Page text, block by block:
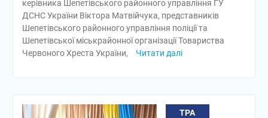
керівника Шепетівського районного управління ГУ
ДСНС України Віктора Матвійчука, представників
Шепетівського районного управління поліції та
Шепетівської міськрайонної організації Товариства
Червоного Хреста України,
Читати далі
ТРА